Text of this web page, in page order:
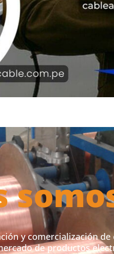
y comercialización
de productos